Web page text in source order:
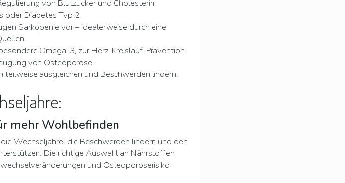
von Blutzucker und Cholesterin.
oder Diabetes Typ 2.
Sarkopenie vor – idealerweise durch eine
Omega-3, zur Herz-Kreislauf-Prävention.
von Osteoporose.
teilweise ausgleichen und Beschwerden lindern.
mehr Wohlbefinden
Wechseljahre, die Beschwerden lindern und den
Die richtige Auswahl an Nährstoffen
und Osteoporoserisiko